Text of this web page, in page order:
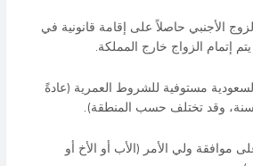
الأجنبي حاصلاً على إقامة قانونية في
إتمام الزواج خارج المملكة.
مستوفية للشروط العمرية (عادةً
موافقة ولي الأمر (الأب أو الأخ أو